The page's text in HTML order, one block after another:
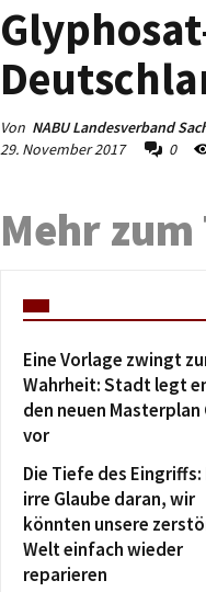
Von NABU Landesverband
29. November 2017
0
Mehr zum
Eine Vorlage zwingt
Wahrheit: Stadt legt
den neuen Masterplan
vor
Die Tiefe des Eingriffs:
irre Glaube daran, wir
könnten unsere
Welt einfach wieder
reparieren